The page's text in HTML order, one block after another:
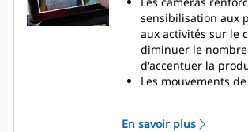
sensibilisation aux
aux activités sur le
diminuer le
d'accentuer la
Les mouvements
optimales à l'écran.​
En savoir plus